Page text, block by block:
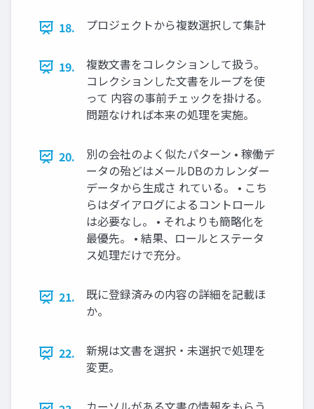
18. プロジェクトから複数選択して集計
19.
複数文書をコレクションして扱う。
コレクションした文書をループを使
って 内容の事前チェックを掛ける。
問題なければ本来の処理を実施。
20.
別の会社のよく似たパターン • 稼働デ
ータの殆どはメールDBのカレンダー
データから生成さ れている。 • こち
らはダイアログによるコントロール
は必要なし。 • それよりも簡略化を
最優先。 • 結果、ロールとステータ
ス処理だけで充分。
21.
既に登録済みの内容の詳細を記載ほ
か。
22.
新規は文書を選択・未選択で処理を
変更。